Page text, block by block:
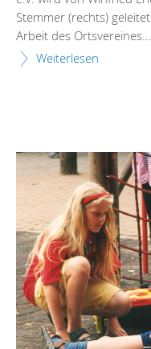
Stemmer (rechts)
Arbeit des Ortsvereines...
Weiterlesen